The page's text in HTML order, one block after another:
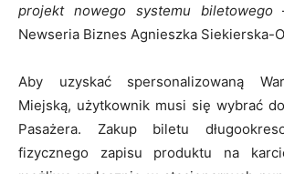
projekt nowego systemu biletowego
Newseria Biznes Agnieszka Siekierska-
Aby uzyskać spersonalizowaną
Miejską, użytkownik musi się wybrać
Pasażera. Zakup biletu
fizycznego zapisu produktu na